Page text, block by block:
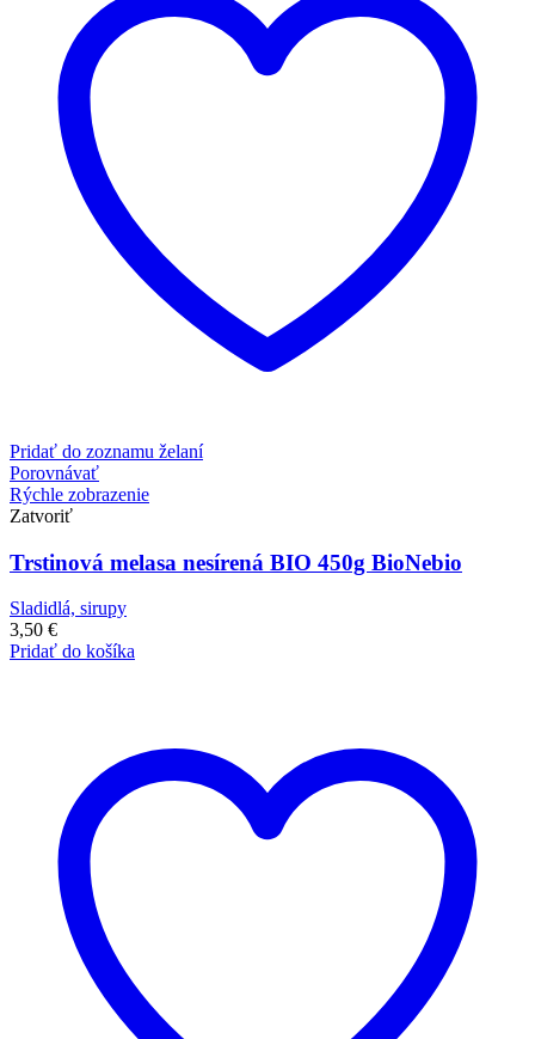
Pridať do zoznamu želaní
Porovnávať
Rýchle zobrazenie
Zatvoriť
Trstinová melasa nesírená BIO 450g BioNebio
Sladidlá, sirupy
3,50 €
Pridať do košíka